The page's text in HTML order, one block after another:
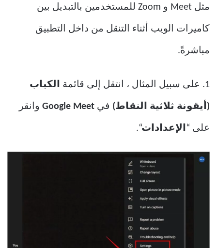
مثل Meet و Zoom للمستخدمين بالتبديل بين
كاميرات الويب أثناء التنقل من داخل التطبيق
مباشرةً.
1. على سبيل المثال ، انتقل إلى قائمة الكباب
(أيقونة ثلاثية النقاط) في وانقر
على “ الإعدادات“.